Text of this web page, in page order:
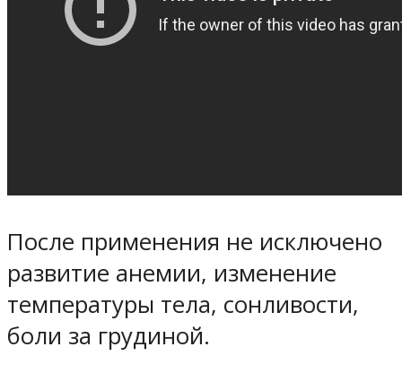
После применения не исключено
развитие анемии, изменение
температуры тела, сонливости,
боли за грудиной.